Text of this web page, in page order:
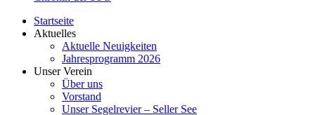
Startseite
Aktuelles
Aktuelle Neuigkeiten
Jahresprogramm 2026
Unser Verein
Über uns
Vorstand
Unser Segelrevier – Seller See